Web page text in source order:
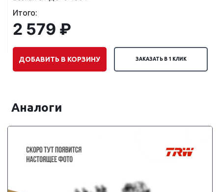
Итого:
2 579 ₽
ДОБАВИТЬ В КОРЗИНУ ЗАКАЗАТЬ В 1 КЛИК
Аналоги